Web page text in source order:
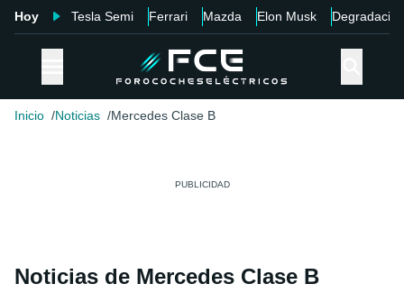
Hoy Tesla Semi Ferrari Mazda Elon Musk Degradación
Inicio Noticias Mercedes Clase B
Noticias de Mercedes Clase B